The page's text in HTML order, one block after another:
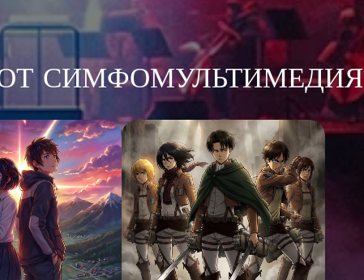
СИМФОМУЛЬТИМЕДИЯ